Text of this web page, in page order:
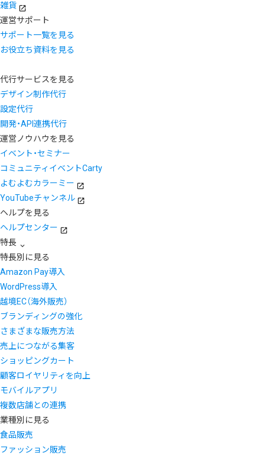
雑貨
運営サポート
サポート一覧を見る
お役立ち資料を見る
代行サービスを見る
デザイン制作代行
設定代行
開発・API連携代行
運営ノウハウを見る
イベント・セミナー
コミュニティイベントCarty
よむよむカラーミー
YouTubeチャンネル
ヘルプを見る
ヘルプセンター
特長
特長別に見る
Amazon Pay導入
WordPress導入
越境EC（海外販売）
ブランディングの強化
さまざまな販売方法
売上につながる集客
ショッピングカート
顧客ロイヤリティを向上
モバイルアプリ
複数店舗との連携
業種別に見る
食品販売
ファッション販売